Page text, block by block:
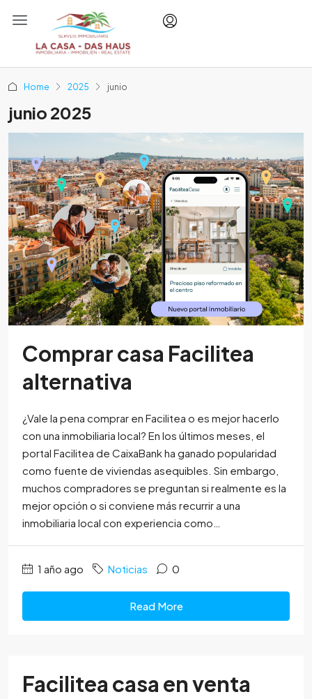
Home 2025 junio
junio 2025
Comprar casa Facilitea
alternativa
¿Vale la pena comprar en Facilitea o es mejor hacerlo
con una inmobiliaria local? En los últimos meses, el
portal Facilitea de CaixaBank ha ganado popularidad
como fuente de viviendas asequibles. Sin embargo,
muchos compradores se preguntan si realmente es la
mejor opción o si conviene más recurrir a una
inmobiliaria local con experiencia como…
1 año ago Noticias 0
Read More
Facilitea casa en venta